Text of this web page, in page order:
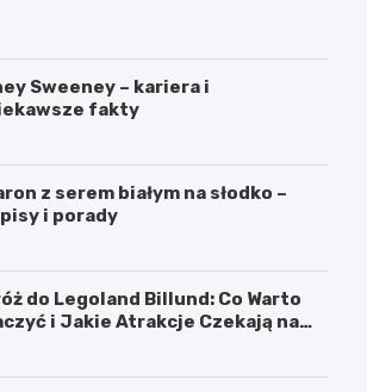
Sweeney – kariera i
fakty
z serem białym na słodko –
i porady
do Legoland Billund: Co Warto
i Jakie Atrakcje Czekają na